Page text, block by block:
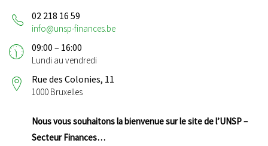
02 218 16 59
info@unsp-finances.be
09:00 – 16:00
Lundi au vendredi
Rue des Colonies, 11
1000 Bruxelles
Nous vous souhaitons la bienvenue sur le site de l’UNSP –
Secteur Finances…